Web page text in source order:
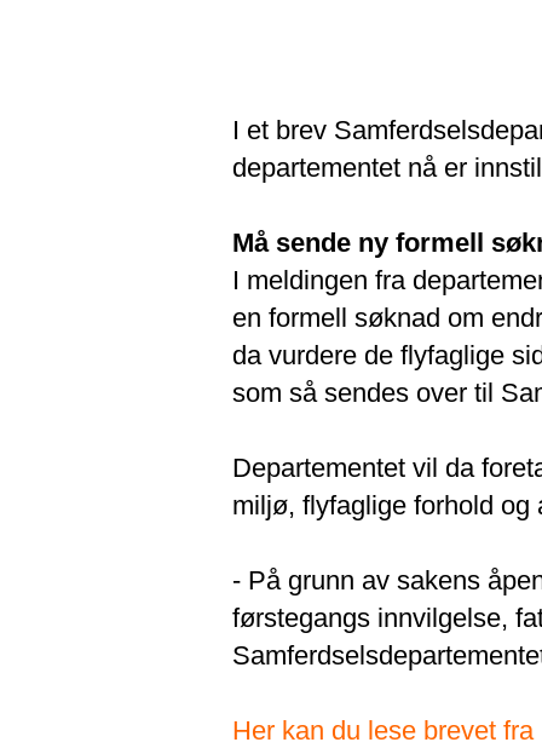
I et brev
departementet nå er
Må sende ny formell
I meldingen fra
en formell søknad om
da vurdere de flyfaglige
som så sendes over til
Departementet vil da
miljø, flyfaglige forhold og
- På grunn av sakens
førstegangs innvilgelse,
Her kan du lese brevet